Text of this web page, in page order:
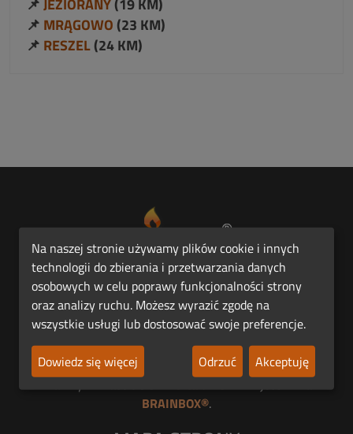
📌JEZIORANY(19 KM)
📌 MRĄGOWO(23 KM)
📌 RESZEL(24 KM)
Pierwsza Polska Platforma Funeralna FUNER®.
Jesteśmy członkiem
BRAINBOX®.
Na naszej stronie używamy plików cookie i innych
technologii do zbierania i przetwarzania danych
osobowych w celu poprawy funkcjonalności strony
oraz analizy ruchu. Możesz wyrazić zgodę na
wszystkie usługi lub dostosować swoje preferencje.
Dowiedz się więcej
Odrzuć Akceptuję